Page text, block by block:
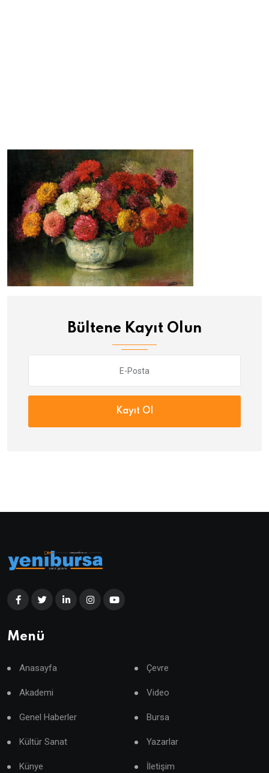
Bültene Kayıt Olun
Kayıt Ol
Menü
Anasayfa Çevre
Akademi Video
Genel Haberler Bursa
Kültür Sanat Yazarlar
Künye İletişim